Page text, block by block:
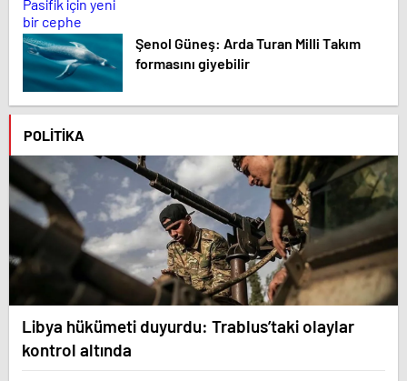
Şenol Güneş: Arda Turan Milli Takım
formasını giyebilir
POLITIKA
Libya hükümeti duyurdu: Trablus’taki olaylar
kontrol altında